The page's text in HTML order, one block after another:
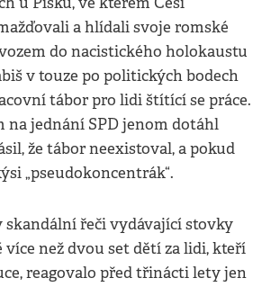
a hlídali svoje romské
do nacistického holokaustu
v touze po politických bodech
tábor pro lidi štítící se práce.
na jednání SPD jenom dotáhl
že tábor neexistoval, a pokud
„pseudokoncentrák“.
řeči vydávající stovky
než dvou set dětí za lidi, kteří
reagovalo před třinácti lety jen